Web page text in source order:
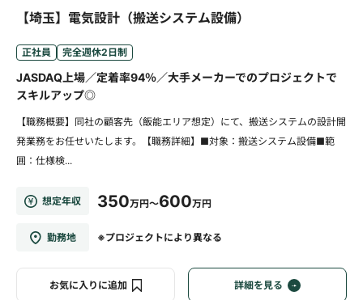
【埼玉】電気設計（搬送システム設備）
正社員 完全週休2日制
JASDAQ上場／定着率94％／大手メーカーでのプロジェクトで
スキルアップ◎
【職務概要】同社の顧客先（飯能エリア想定）にて、搬送システムの設計開
発業務をお任せいたします。【職務詳細】■対象：搬送システム設備■範
囲：仕様検...
想定年収 350万円～600万円
勤務地 ※プロジェクトにより異なる
お気に入りに追加 詳細を見る